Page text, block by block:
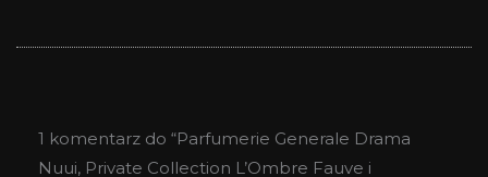
1 komentarz do “Parfumerie Generale Drama
Nuui, Private Collection L’Ombre Fauve i